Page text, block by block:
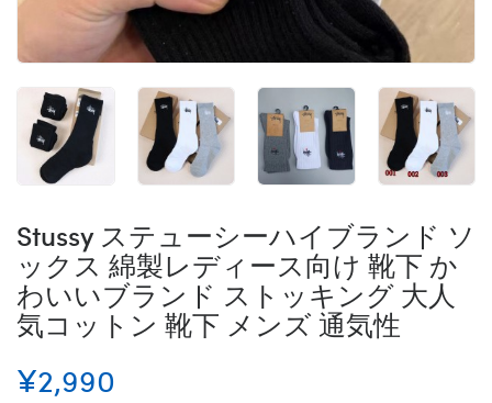
Stussy ステューシーハイブランド ソ
ックス 綿製レディース向け 靴下 か
わいいブランド ストッキング 大人
気コットン 靴下 メンズ 通気性
¥2,990